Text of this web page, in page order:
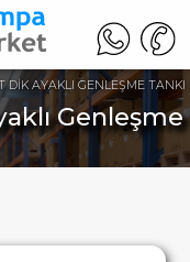
DİK AYAKLI GENLEŞME TANKI
Genleşme